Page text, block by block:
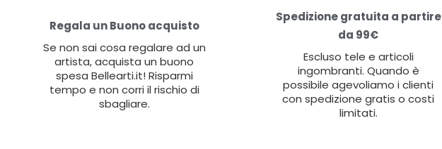
Regala un Buono acquisto
Se non sai cosa regalare ad un
artista, acquista un buono
spesa Bellearti.it! Risparmi
tempo e non corri il rischio di
sbagliare.
Spedizione gratuita a partire
da 99€
Escluso tele e articoli
ingombranti. Quando è
possibile agevoliamo i clienti
con spedizione gratis o costi
limitati.